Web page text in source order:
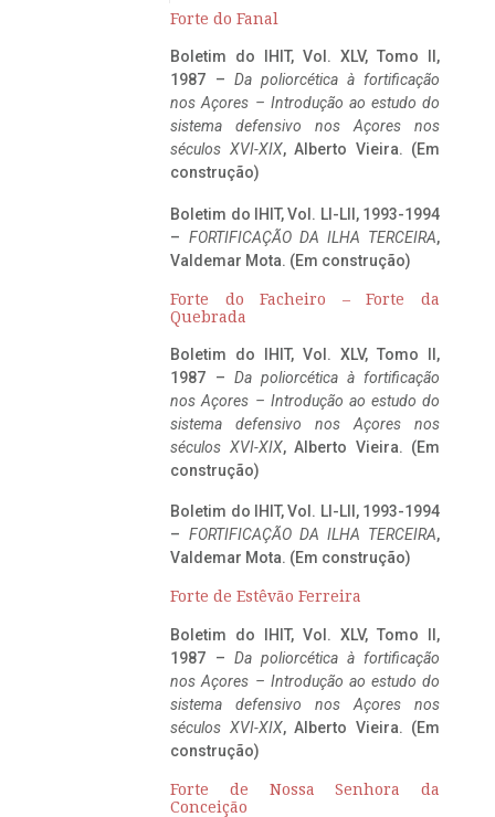
Forte do Fanal
Boletim do IHIT, Vol. XLV, Tomo II,
1987 – Da poliorcética à fortificação
nos Açores – Introdução ao estudo do
sistema defensivo nos Açores nos
séculos XVI-XIX, Alberto Vieira. (Em
construção)
Boletim do IHIT, Vol. LI-LII, 1993-1994
– FORTIFICAÇÃO DA ILHA TERCEIRA,
Valdemar Mota. (Em construção)
Forte do Facheiro – Forte da
Quebrada
Boletim do IHIT, Vol. XLV, Tomo II,
1987 – Da poliorcética à fortificação
nos Açores – Introdução ao estudo do
sistema defensivo nos Açores nos
séculos XVI-XIX, Alberto Vieira. (Em
construção)
Boletim do IHIT, Vol. LI-LII, 1993-1994
– FORTIFICAÇÃO DA ILHA TERCEIRA,
Valdemar Mota. (Em construção)
Forte de Estêvão Ferreira
Boletim do IHIT, Vol. XLV, Tomo II,
1987 – Da poliorcética à fortificação
nos Açores – Introdução ao estudo do
sistema defensivo nos Açores nos
séculos XVI-XIX, Alberto Vieira. (Em
construção)
Forte de Nossa Senhora da
Conceição